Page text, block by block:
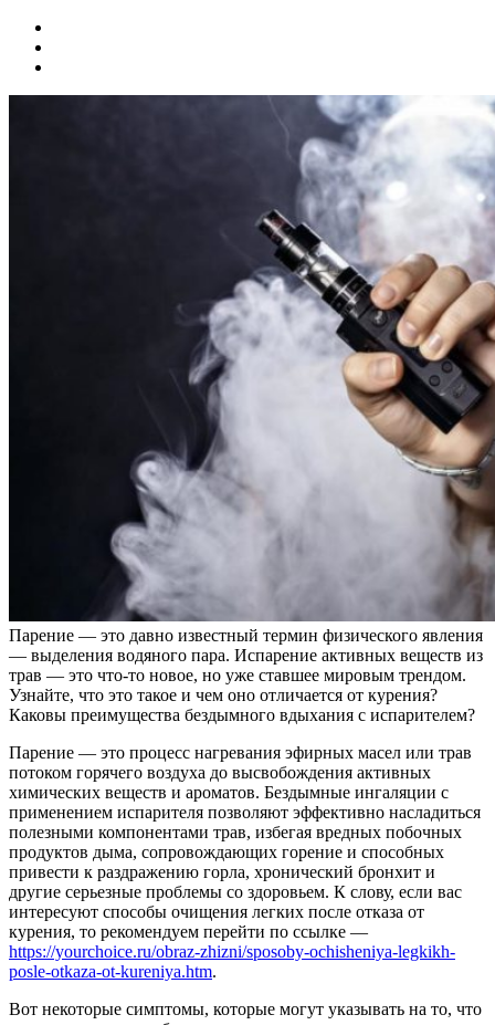
Парение — это давно известный термин физического явления
— выделения водяного пара. Испарение активных веществ из
трав — это что-то новое, но уже ставшее мировым трендом.
Узнайте, что это такое и чем оно отличается от курения?
Каковы преимущества бездымного вдыхания с испарителем?
Парение — это процесс нагревания эфирных масел или трав
потоком горячего воздуха до высвобождения активных
химических веществ и ароматов. Бездымные ингаляции с
применением испарителя позволяют эффективно насладиться
полезными компонентами трав, избегая вредных побочных
продуктов дыма, сопровождающих горение и способных
привести к раздражению горла, хронический бронхит и
другие серьезные проблемы со здоровьем. К слову, если вас
интересуют способы очищения легких после отказа от
курения, то рекомендуем перейти по ссылке —
https://yourchoice.ru/obraz-zhizni/sposoby-ochisheniya-legkikh-
posle-otkaza-ot-kureniya.htm.
Вот некоторые симптомы, которые могут указывать на то, что